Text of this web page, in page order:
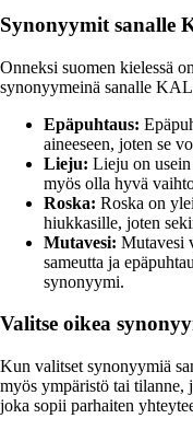
Synonyymit sanalle
Onneksi suomen kielessä
synonyymeinä sanalle
Epäpuhtaus:
aineeseen, joten se
Lieju: Lieju on usein
myös olla hyvä
Roska: Roska on
hiukkasille, joten
Mutavesi: Mutavesi
sameutta ja
synonyymi.
Valitse oikea
Kun valitset synonyymiä
myös ympäristö tai tilanne,
joka sopii parhaiten